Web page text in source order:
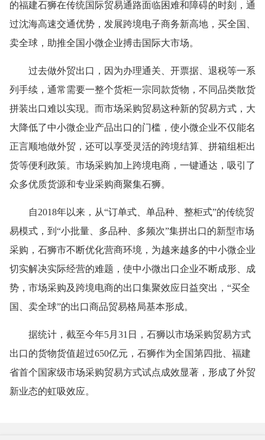
的福建石狮在传统国际贸易通路面临困难和障碍的时刻，通
过沈海高速交通优势，发展跨境电子商务新高地，买全国、
卖全球，助推全国小微企业搏击国际大市场。
过去做外贸出口，因为办理通关、开票据、退税等一系
列手续，通常需要一整个货柜一宗同款货物，不同品类散货
拼装出口难以实现。而市场采购贸易这种新的贸易方式，大
大降低了中小微企业产品出口的门槛，使小微企业不仅能名
正言顺地做外贸，还可以享受灵活的跨境结算、拼箱组柜出
货等便利政策。市场采购加上跨境电商，一键通达，吸引了
众多优质货源和专业采购商聚集石狮。
自2018年以来，从“订单式、单品种、整柜式”的传统贸
易模式，到“小批量、多品种、多频次”集拼出口的新型市场
采购，石狮市不断优化营商环境，为越来越多的中小微企业
切实解决实际经营的难题，使中小微出口企业不断成形、成
势，市场采购及跨境电商的出口集聚效应日益突出，“买全
国、卖全球”的出口商品贸易格局基本形成。
据统计，截至今年5月31日，石狮以市场采购贸易方式
出口的货物货值超过650亿元，石狮作为全国第四批、福建
省首个国家级市场采购贸易方式试点成效显著，形成了外贸
新业态的虹吸效应。